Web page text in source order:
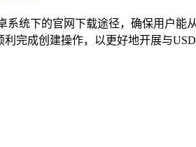
统下的官网下载途径，确保用户
完成创建操作，以更好地开展与